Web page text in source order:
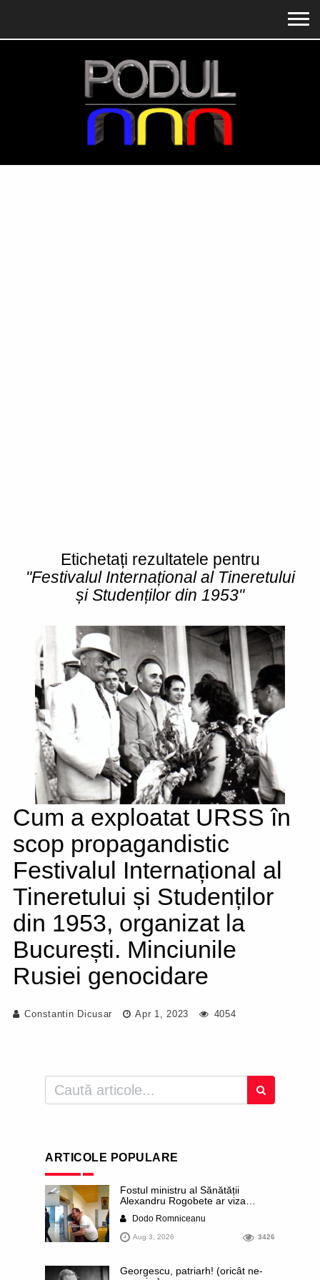
Etichetați rezultatele pentru
"Festivalul Internațional al Tineretului
și Studenților din 1953"
Cum a exploatat URSS în
scop propagandistic
Festivalul Internațional al
Tineretului și Studenților
din 1953, organizat la
București. Minciunile
Rusiei genocidare
Constantin Dicusar Apr 1, 2023 4054
ARTICOLE POPULARE
Fostul ministru al Sănătății
Alexandru Rogobete ar viza
al orașului Timișoara. Pesedistul
publică imagini demne de Coreea
de Nord cu femei din Timișoara
Dodo Romniceanu
Aug 3, 2026 3426
Georgescu, patriarh! (oricât ne-